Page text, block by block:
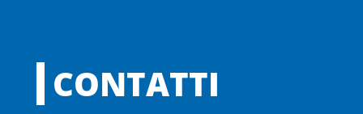
CONTATTI